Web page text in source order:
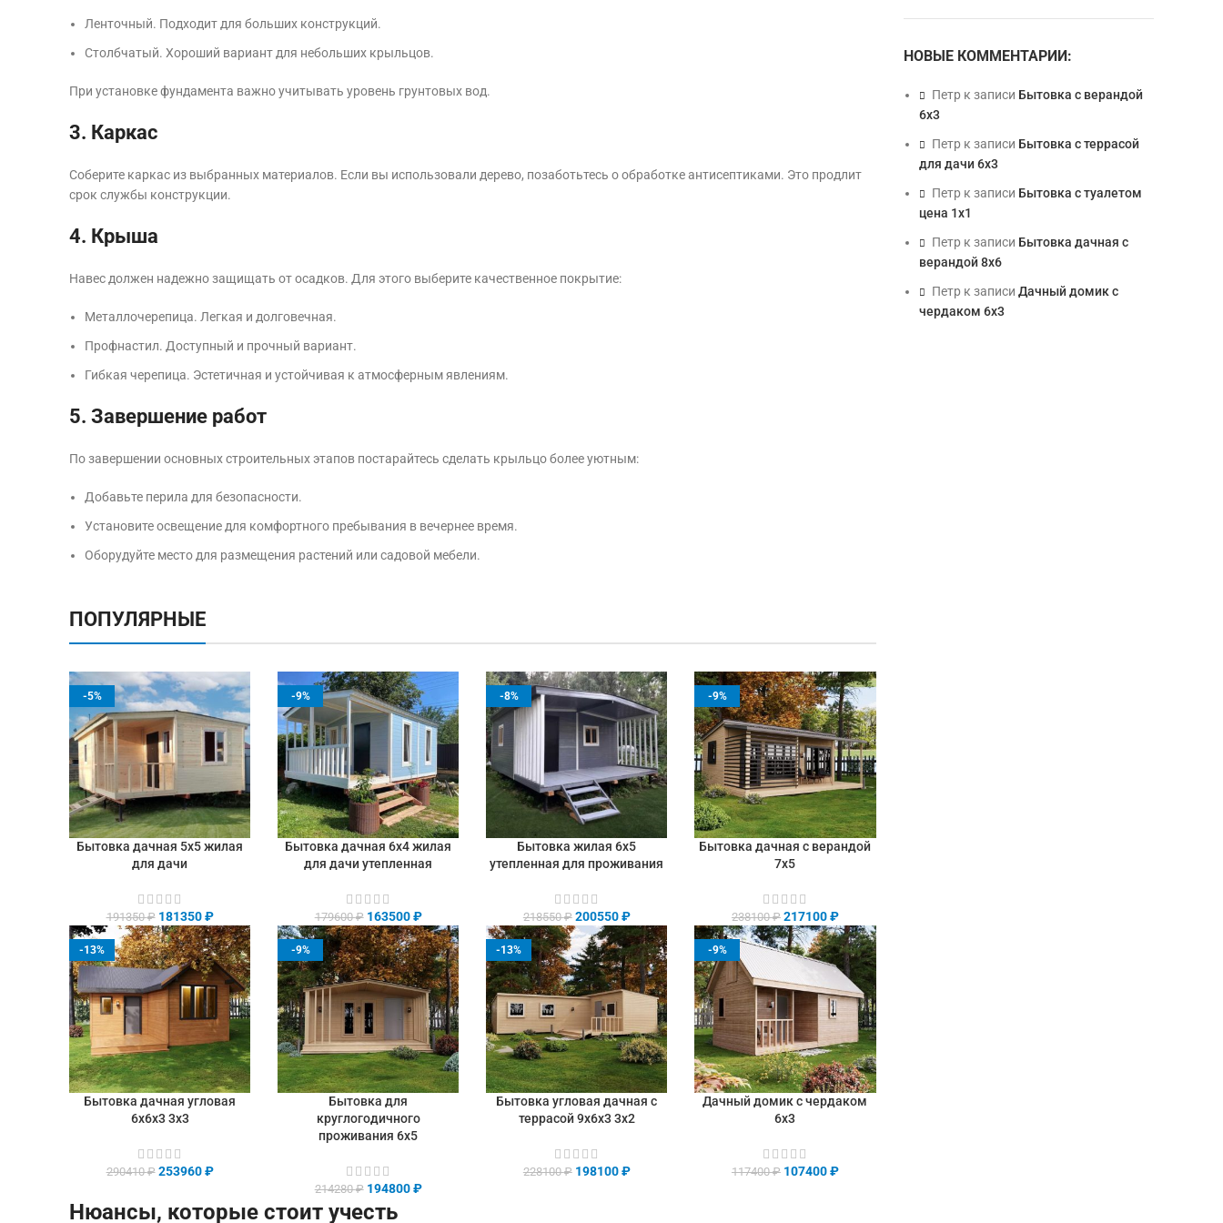
Ленточный. Подходит для больших конструкций.
Столбчатый. Хороший вариант для небольших крыльцов.
При установке фундамента важно учитывать уровень грунтовых вод.
3. Каркас
Соберите каркас из выбранных материалов. Если вы использовали дерево, позаботьтесь о обработке антисептиками. Это продлит
срок службы конструкции.
4. Крыша
Навес должен надежно защищать от осадков. Для этого выберите качественное покрытие:
Металлочерепица. Легкая и долговечная.
Профнастил. Доступный и прочный вариант.
Гибкая черепица. Эстетичная и устойчивая к атмосферным явлениям.
5. Завершение работ
По завершении основных строительных этапов постарайтесь сделать крыльцо более уютным:
Добавьте перила для безопасности.
Установите освещение для комфортного пребывания в вечернее время.
Оборудуйте место для размещения растений или садовой мебели.
ПОПУЛЯРНЫЕ
-5%
В КОРЗИНУ
Бытовка дачная 5х5 жилая
для дачи
191350₽ 181350₽
-9%
В КОРЗИНУ
Бытовка дачная 6х4 жилая
для дачи утепленная
179600₽ 163500₽
-8%
В КОРЗИНУ
Бытовка жилая 6х5
утепленная для проживания
218550₽ 200550₽
-9%
В КОРЗИНУ
Бытовка дачная с верандой
7х5
238100₽ 217100₽
-13%
В КОРЗИНУ
Бытовка дачная угловая
6х6х3 3х3
290410₽ 253960₽
-9%
В КОРЗИНУБытовка для
круглогодичного
проживания 6х5
214280₽ 194800₽
-13%
В КОРЗИНУ
Бытовка угловая дачная с
террасой 9х6х3 3х2
228100₽ 198100₽
-9%
В КОРЗИНУ
Дачный домик с чердаком
6х3
117400₽ 107400₽
Нюансы, которые стоит учесть
НОВЫЕ КОММЕНТАРИИ:
Петр к записи Бытовка с верандой
6х3
Петр к записи Бытовка с террасой
для дачи 6х3
Петр к записи Бытовка с туалетом
цена 1х1
Петр к записи Бытовка дачная с
верандой 8х6
Петр к записи Дачный домик с
чердаком 6х3